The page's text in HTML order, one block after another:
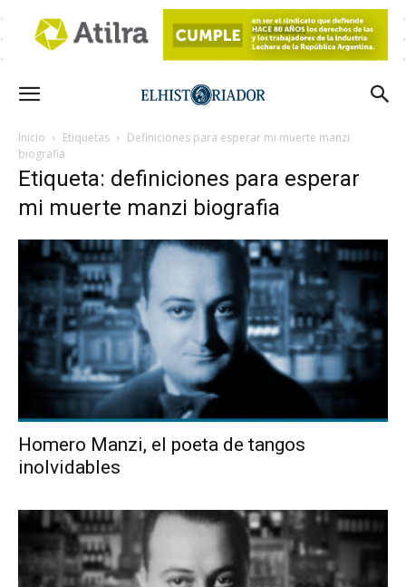
Inicio Etiquetas
Definiciones para esperar mi muerte manzi
biografia
Etiqueta: definiciones para esperar
mi muerte manzi biografia
Homero Manzi, el poeta de tangos
inolvidables